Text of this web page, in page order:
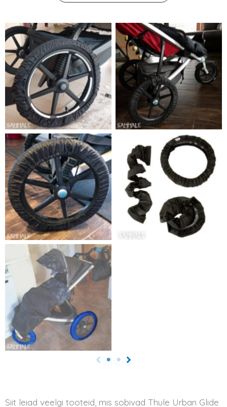
Siit leiad veelgi tooteid, mis sobivad Thule Urban Glide